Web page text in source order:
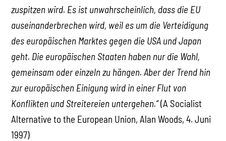
zuspitzen wird. Es ist unwahrscheinlich, dass die EU
auseinanderbrechen wird, weil es um die Verteidigung
des europäischen Marktes gegen die USA und Japan
geht. Die europäischen Staaten haben nur die Wahl,
gemeinsam oder einzeln zu hängen. Aber der Trend hin
zur europäischen Einigung wird in einer Flut von
Konflikten und Streitereien untergehen.“(A Socialist
Alternative to the European Union, Alan Woods, 4. Juni
1997)